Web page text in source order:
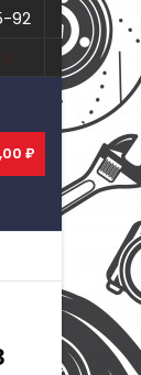
92
₽